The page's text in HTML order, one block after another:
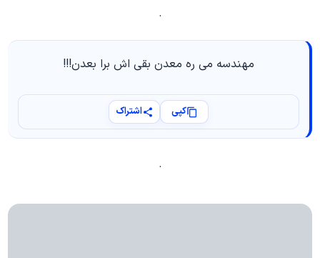
.
مهندسه می ره معدن بقی اش برا بعدن!!!
کپی اشتراک
.